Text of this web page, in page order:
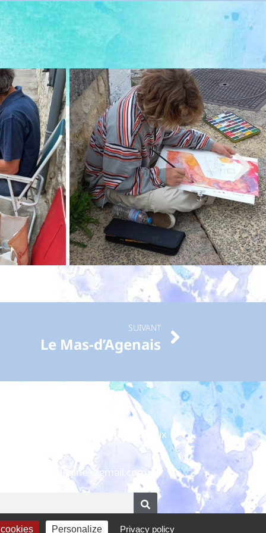
SUIVANT
Le Mas-d’Agenais
1 - 10 rue Ney - 33200 Bordeaux
06 08 52 69 60
@gmail.com
Personalize Privacy policy